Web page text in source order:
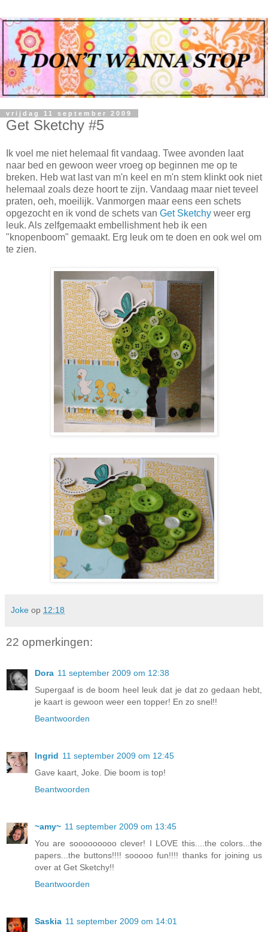
vrijdag 11 september 2009
Get Sketchy #5
Ik voel me niet helemaal fit vandaag. Twee avonden laat
naar bed en gewoon weer vroeg op beginnen me op te
breken. Heb wat last van m'n keel en m'n stem klinkt ook niet
helemaal zoals deze hoort te zijn. Vandaag maar niet teveel
praten, oeh, moeilijk. Vanmorgen maar eens een schets
opgezocht en ik vond de schets van Get Sketchy weer erg
leuk. Als zelfgemaakt embellishment heb ik een
"knopenboom" gemaakt. Erg leuk om te doen en ook wel om
te zien.
Joke op 12:18
22 opmerkingen:
Dora 11 september 2009 om 12:38
Supergaaf is de boom heel leuk dat je dat zo gedaan hebt,
je kaart is gewoon weer een topper! En zo snel!!
Beantwoorden
Ingrid 11 september 2009 om 12:45
Gave kaart, Joke. Die boom is top!
Beantwoorden
~amy~ 11 september 2009 om 13:45
You are sooooooooo clever! I LOVE this....the colors...the
papers...the buttons!!!! sooooo fun!!!! thanks for joining us
over at Get Sketchy!!
Beantwoorden
Saskia 11 september 2009 om 14:01